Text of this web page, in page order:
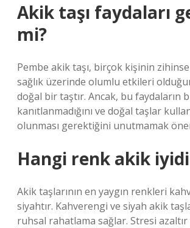
Akik taşı faydaları
mi?
Pembe akik taşı, birçok kişinin
sağlık üzerinde olumlu etkileri
doğal bir taştır. Ancak, bu faydaların
kanıtlanmadığını ve doğal taşlar
olunması gerektiğini unutmamak
Hangi renk akik
Akik taşlarının en yaygın renkleri
siyahtır. Kahverengi ve siyah akik
ruhsal rahatlama sağlar. Stresi